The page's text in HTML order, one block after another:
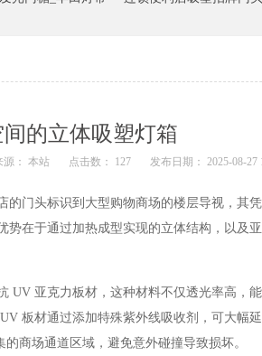
的立体吸塑灯箱
源： 本站 点击数： 127 发布日期： 2025-08-27
门头标识到大型购物商场的楼层导视，其
在于通过加热成型实现的立体结构，以及
亚克力板材，这种材料不仅透光率高，
板材通过添加特殊紫外线吸收剂，可大幅
商场通道区域，避免意外碰撞导致损坏。